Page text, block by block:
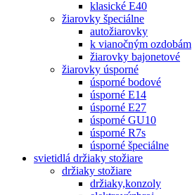
klasické E40
žiarovky špeciálne
autožiarovky
k vianočným ozdobám
žiarovky bajonetové
žiarovky úsporné
úsporné bodové
úsporné E14
úsporné E27
úsporné GU10
úsporné R7s
úsporné špeciálne
svietidlá držiaky stožiare
držiaky stožiare
držiaky,konzoly